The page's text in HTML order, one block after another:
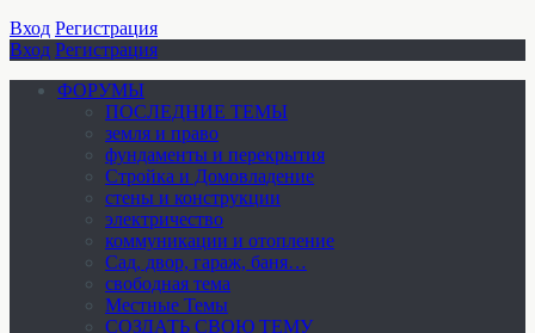
Вход Регистрация
Вход Регистрация
ФОРУМЫ
ПОСЛЕДНИЕ ТЕМЫ
земля и право
фундаменты и перекрытия
Стройка и Домовладение
стены и конструкции
электричество
коммуникации и отопление
Cад, двор, гараж, баня…
свободная тема
Местные Темы
СОЗДАТЬ СВОЮ ТЕМУ